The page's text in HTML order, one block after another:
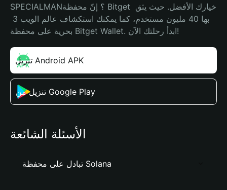
SPECIALMAN؟ إنّ محفظة Bitget خيارك الأفضل. حيث يثق
بحرية على محفظة Bitget Wallet. ابدأ رحلتك الآن!
تنزيل Android APK
تنزيل من Google Play
الأسئلة الشائعة
تبادل على محفظة Solana